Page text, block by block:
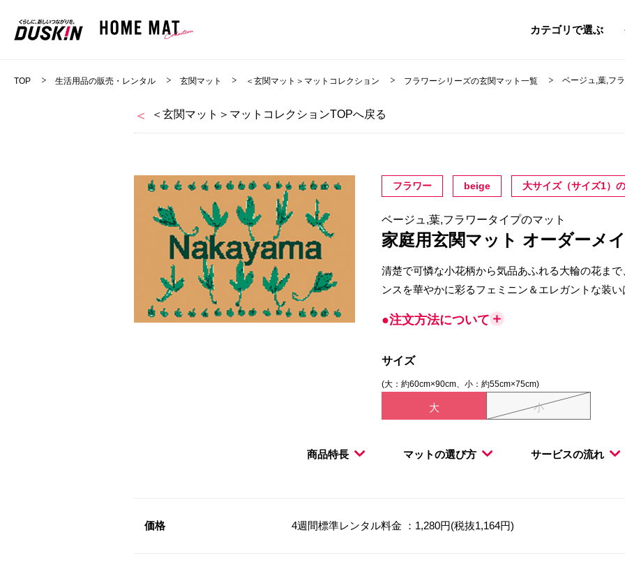
カテゴリで選ぶ
TOP 生活用品の販売・レンタル 玄関マット ＜玄関マット＞マットコレクション フラワーシリーズの玄関マット一覧 ベージュ,葉,フ
＜玄関マット＞マットコレクションTOPへ戻る
フラワー beige 大サイズ（サイズ1）
ベージュ,葉,フラワータイプのマット
家庭用玄関マット オーダーメ
清楚で可憐な小花柄から気品あふれる大輪の花ま
ンスを華やかに彩るフェミニン＆エレガントな装
●注文方法について
サイズ
(大：約60cm×90cm、小：約55cm×75cm)
大 小
商品特長 マットの選び方 サービスの流れ
価格 4週間標準レンタル料金 ：1,280円(税抜1,164円)